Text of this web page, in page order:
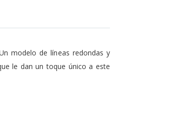
modelo de líneas redondas y
le dan un toque único a este